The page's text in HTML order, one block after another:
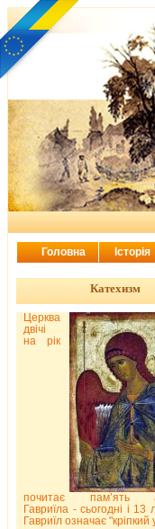
Катехизм
Церква
двічі
на рік
почитає пам’ять
Гавриїла - сьогодні і 13
Гавриїл означає "кріпкий
Головна Історія